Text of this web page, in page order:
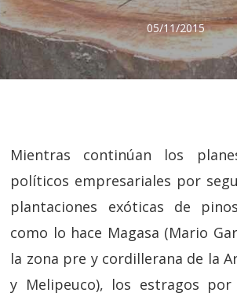
05/11/2015
Mientras continúan los
políticos empresariales por
plantaciones exóticas de
como lo hace Magasa (Mario
la zona pre y cordillerana de la
y Melipeuco), los estragos